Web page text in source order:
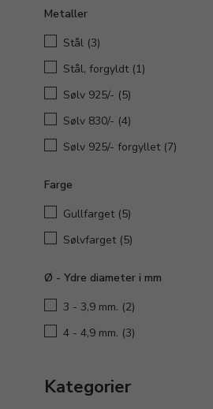
Metaller
Stål (3)
Stål, forgyldt (1)
Sølv 925/- (5)
Sølv 830/- (4)
Sølv 925/- forgyllet (7)
Farge
Gullfarget (5)
Sølvfarget (5)
Ø - Ydre diameter i mm
3 - 3,9 mm. (2)
4 - 4,9 mm. (3)
Kategorier